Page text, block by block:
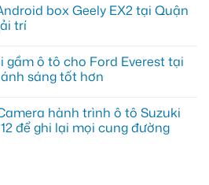
box Geely EX2 tại Quận
trí
gầm ô tô cho Ford Everest tại
sáng tốt hơn
hành trình ô tô Suzuki
để ghi lại mọi cung đường